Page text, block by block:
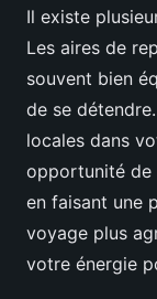
Il existe
Les aires de
souvent bien
de se
locales dans
opportunité de
en faisant une
voyage plus
votre énergie